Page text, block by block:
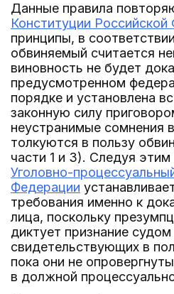
Данные правила
Конституции
принципы, в
обвиняемый считается
виновность не будет
предусмотренном
порядке и установлена
законную силу
неустранимые сомнения
толкуются в пользу
части 1 и 3). Следуя
Уголовно-
Федерации
требования именно к
лица, поскольку
диктует признание
свидетельствующих в
пока они не
в должной